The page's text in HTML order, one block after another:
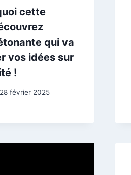
cette
qui va
vos idées sur
!
28 février 2025